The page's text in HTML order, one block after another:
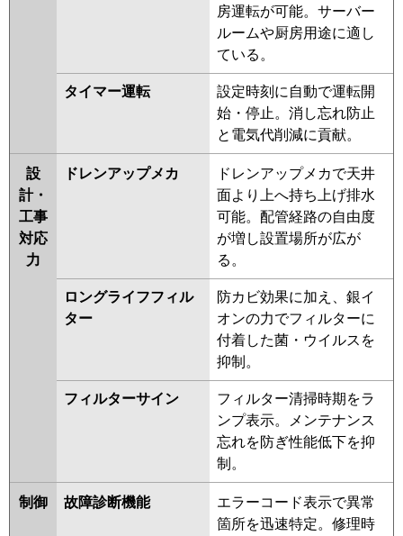
PA-P45U6CB
PA-
P45U6CNB PA-P45U6HB PA-
P45U6HNB PA-P45U6H
P45U6HN
房運転が可能。サーバー
ルームや厨房用途に適し
ている。
タイマー運転
設定時刻に自動で運転開
始・停止。消し忘れ防止
と電気代削減に貢献。
設
計・
工事
対応
力
ドレンアップメカ
ドレンアップメカで天井
面より上へ持ち上げ排水
可能。配管経路の自由度
が増し設置場所が広が
る。
ロングライフフィル
ター
防カビ効果に加え、銀イ
オンの力でフィルターに
付着した菌・ウイルスを
抑制。
フィルターサイン
フィルター清掃時期をラ
ンプ表示。メンテナンス
忘れを防ぎ性能低下を抑
制。
制御 故障診断機能
エラーコード表示で異常
箇所を迅速特定。修理時